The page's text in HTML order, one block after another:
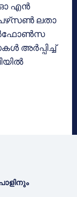
ഓ എന്‍
ലതാ
അര്‍പ്പിച്ച്